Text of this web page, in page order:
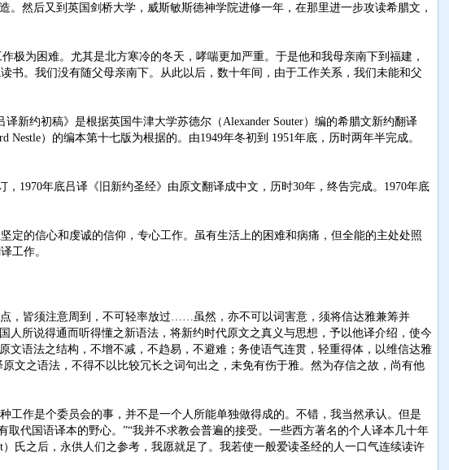
然后又到英国剑桥大学，威斯敏斯德神学院进修一年，在那里进一步攻读希腊文，
为困难。尤其是北方寒冷的冬天，哮喘更加严重。于是他和我母亲南下到福建，
书。我们没有随父母亲南下。从此以后，数十年间，由于工作关系，我们未能和父
新约初稿》是根据英国牛津大学苏德尔（Alexander Souter）编的希腊文新约翻译
）的编本第十七版为根据的。由1949年冬初到 1951年底，历时两年半完成。
1970年底吕译《旧新约圣经》由原文翻译成中文，历时30年，终告完成。1970年底
的信心和虔诚的信仰，专心工作。虽有生活上的困难和病痛，但全能的主处处照
工作。
，皆须注意周到，不可轻率放过……虽然，亦不可以词害意，须将信达雅兼筹并
人所说得通而听得懂之新语法，将新约时代原文之真义与思想，予以他译介绍，使今
文语法之结构，不增不减，不趋易，不避难；务使语气连贯，轻重得体，以维信达雅
文之语法，不得不以比较冗长之词句出之，未免有伤于雅。然为存信之故，尚有他
作是个委员会的事，并不是一个人所能单独做得成的。不错，我当然承认。但是
代国语译本的野心。”“我并不求教会普遍的接受。一些西方著名的个人译本几十年
氏之后，永供人们之参考，我愿就足了。我若使一般爱读圣经的人一口气连续读许